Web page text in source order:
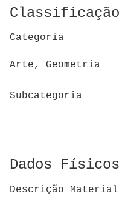
Classificação
Categoria
Arte, Geometria
Subcategoria
Dados Físicos
Descrição Material